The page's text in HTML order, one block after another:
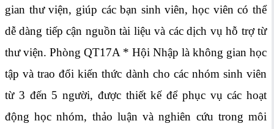
gian thư viện, giúp các bạn sinh viên, học viên có thể
dễ dàng tiếp cận nguồn tài liệu và các dịch vụ hỗ trợ từ
thư viện. Phòng QT17A * Hội Nhập là không gian học
tập và trao đổi kiến thức dành cho các nhóm sinh viên
từ 3 đến 5 người, được thiết kế để phục vụ các hoạt
động học nhóm, thảo luận và nghiên cứu trong môi